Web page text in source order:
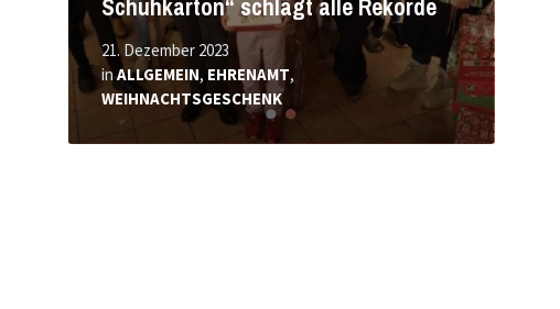
Schuhkarton“ schlägt alle Rekorde
21. Dezember 2023
inALLGEMEIN, EHRENAMT,
WEIHNACHTSGESCHENK